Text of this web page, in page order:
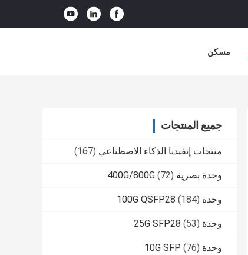
مسكن
جميع المنتجات
منتجات إنفيديا الذكاء الاصطناعي (167)
وحدة بصرية 400G/800G (72)
وحدة 100G QSFP28 (184)
وحدة 25G SFP28 (53)
وحدة 10G SFP (76)